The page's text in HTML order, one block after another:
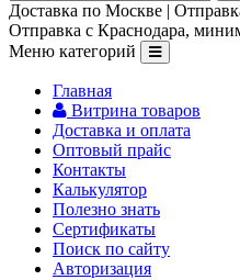
Доставка по Москве |
Отправка с Краснодара,
Меню категорий
Главная
Витрина товаров
Доставка и оплата
Оптовый прайс
Контакты
Калькулятор
Полезно знать
Сертификаты
Поиск по сайту
Авторизация